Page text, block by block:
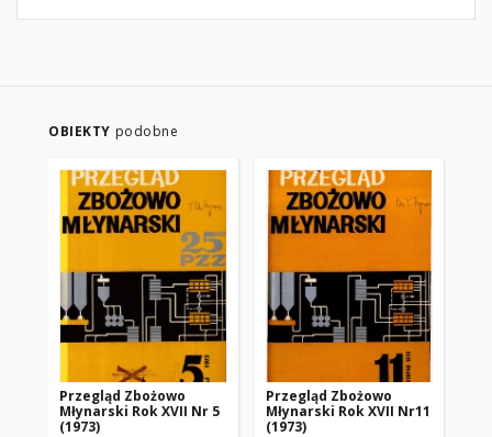
OBIEKTY podobne
Przegląd Zbożowo
Młynarski Rok XVII Nr 5
(1973)
Przegląd Zbożowo
Młynarski Rok XVII Nr11
(1973)